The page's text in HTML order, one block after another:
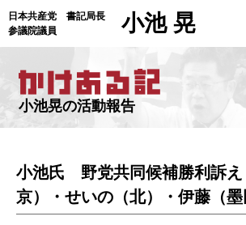
日本共産党 書記局長
参議院議員
小池 晃
小池晃の活動報告
小池氏 野党共同候補勝利訴え
京）・せいの（北）・伊藤（墨